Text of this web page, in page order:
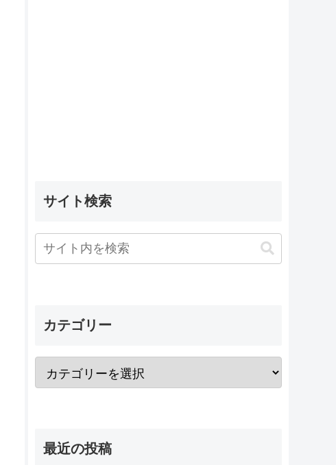
サイト検索
カテゴリー
最近の投稿